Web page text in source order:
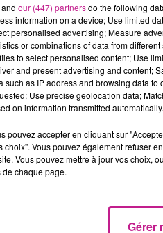
avec Cheminette à
our (447) partnersdo the following
information on a device; Use limited
personalised advertising; Measure
or combinations of data from
to select personalised content; Use
and present advertising and content;
such as IP address and browsing data
Use precise geolocation data;
on information transmitted automatically.
pouvez accepter en cliquant sur
choix". Vous pouvez également refuser
Vous pouvez mettre à jour vos choix,
de chaque page.
Gérer